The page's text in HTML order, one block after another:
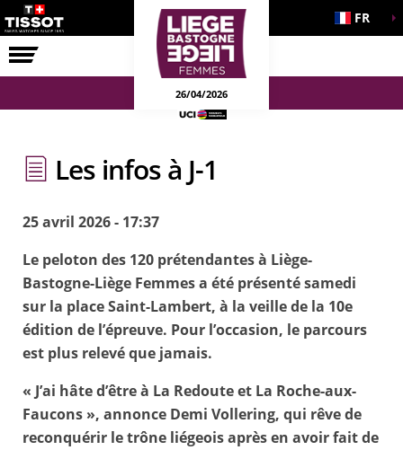
COURSE FR
26/04/2026
Les infos à J-1
25 avril 2026 - 17:37
Le peloton des 120 prétendantes à Liège-
Bastogne-Liège Femmes a été présenté samedi
sur la place Saint-Lambert, à la veille de la 10e
édition de l’épreuve. Pour l’occasion, le parcours
est plus relevé que jamais.
« J’ai hâte d’être à La Redoute et La Roche-aux-
Faucons », annonce Demi Vollering, qui rêve de
reconquérir le trône liégeois après en avoir fait de